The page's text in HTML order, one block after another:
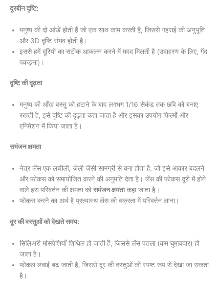
दूरबीन दृष्टि:
मनुष्य की दो आंखें होती हैं जो एक साथ काम करती हैं, जिससे गहराई की अनुभूति
और 3D दृष्टि संभव होती है।
इससे हमें दूरियों का सटीक आकलन करने में मदद मिलती है (उदाहरण के लिए, गेंद
पकड़ना)।
दृष्टि की दृढ़ता
मनुष्य की आँख वस्तु को हटाने के बाद लगभग 1/16 सेकंड तक छवि को बनाए
रखती है, इसे दृष्टि की दृढ़ता कहा जाता है और इसका उपयोग फिल्मों और
एनिमेशन में किया जाता है।
समंजन क्षमता
नेत्र लेंस एक लचीली, जेली जैसी सामग्री से बना होता है, जो इसे आकार बदलने
और फोकस को समायोजित करने की अनुमति देता है। लेंस की फोकस दूरी में होने
वाले इस परिवर्तन की क्षमता को समंजन क्षमताकहा जाता है।
फोकस करने का अर्थ है प्रत्यास्थ लेंस की वक्रता में परिवर्तन लाना।
दूर की वस्तुओं को देखते समय:
सिलिअरी मांसपेशियाँ शिथिल हो जाती हैं, जिससे लेंस पतला (कम घुमावदार) हो
जाता है।
फोकल लंबाई बढ़ जाती है, जिससे दूर की वस्तुओं को स्पष्ट रूप से देखा जा सकता
है।